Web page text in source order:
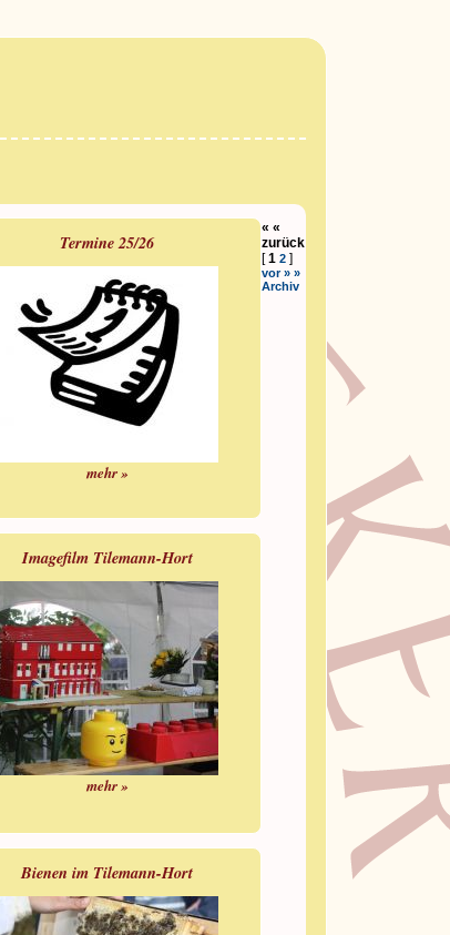
Termine 25/26
mehr »
Imagefilm Tilemann-Hort
mehr »
Bienen im Tilemann-Hort
« «
zurück
[1 2 ]
vor » »
Archiv